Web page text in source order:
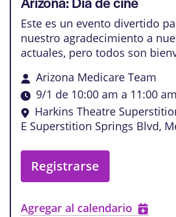
Este es un evento divertido
nuestro agradecimiento a
actuales, pero todos son
Arizona Medicare Team
9/1 de 10:00 am a 11:00 am
Harkins Theatre
E Superstition Springs Blvd,
Registrarse
Agregar al calendario